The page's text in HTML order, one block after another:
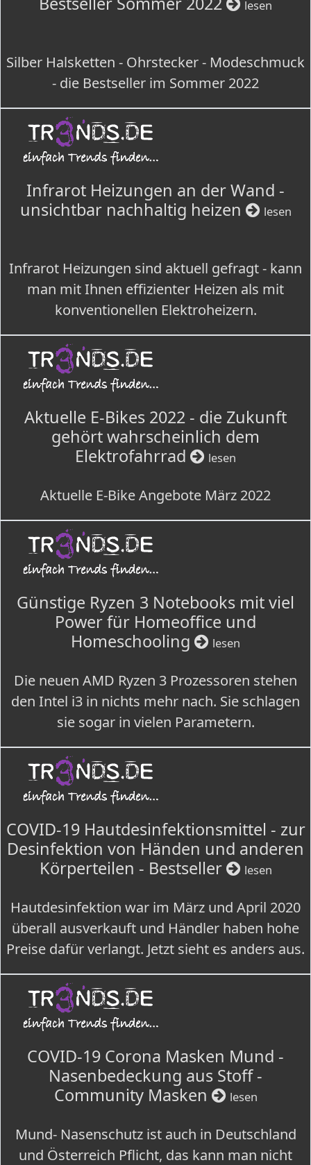
lesen
Silber Halsketten - Ohrstecker - Modeschmuck
- die Bestseller im Sommer 2022
Infrarot Heizungen an der Wand -
unsichtbar nachhaltig heizen
lesen
Infrarot Heizungen sind aktuell gefragt - kann
man mit Ihnen effizienter Heizen als mit
konventionellen Elektroheizern.
Aktuelle E-Bikes 2022 - die Zukunft
gehört wahrscheinlich dem
Elektrofahrrad
lesen
Aktuelle E-Bike Angebote März 2022
Günstige Ryzen 3 Notebooks mit viel
Power für Homeoffice und
Homeschooling
lesen
Die neuen AMD Ryzen 3 Prozessoren stehen
den Intel i3 in nichts mehr nach. Sie schlagen
sie sogar in vielen Parametern.
COVID-19 Hautdesinfektionsmittel - zur
Desinfektion von Händen und anderen
Körperteilen - Bestseller
lesen
Hautdesinfektion war im März und April 2020
überall ausverkauft und Händler haben hohe
Preise dafür verlangt. Jetzt sieht es anders aus.
COVID-19 Corona Masken Mund -
Nasenbedeckung aus Stoff -
Community Masken
lesen
Mund- Nasenschutz ist auch in Deutschland
und Österreich Pflicht, das kann man nicht